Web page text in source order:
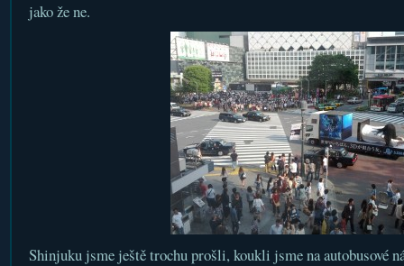
jako že ne.
Shinjuku jsme ještě trochu prošli, koukli jsme na autobusové